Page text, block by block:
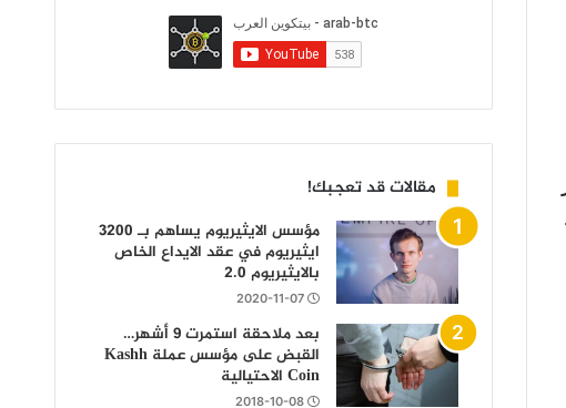
مقالات قد تعجبك!
مؤسس الايثيريوم يساهم بـ 3200
ايثيريوم في عقد الايداع الخاص
بالايثيريوم 2.0
2020-11-07
بعد ملاحقة استمرت 9 أشهر…
القبض على مؤسس عملة Kashh
Coin الاحتيالية
2018-10-08